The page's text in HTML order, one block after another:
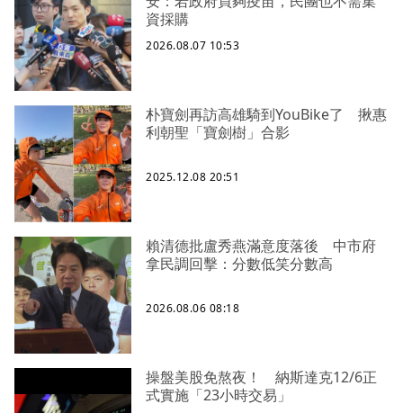
資採購
2026.08.07 10:53
朴寶劍再訪高雄騎到YouBike了 揪惠
利朝聖「寶劍樹」合影
2025.12.08 20:51
賴清德批盧秀燕滿意度落後 中市府
拿民調回擊：分數低笑分數高
2026.08.06 08:18
操盤美股免熬夜！ 納斯達克12/6正
式實施「23小時交易」